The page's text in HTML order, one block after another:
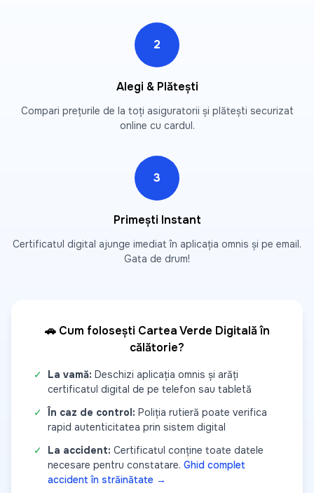
2
Alegi & Plătești
Compari prețurile de la toți asiguratorii și plătești securizat
online cu cardul.
3
Primești Instant
Certificatul digital ajunge imediat în aplicația omnis și pe email.
Gata de drum!
🚗 Cum folosești Cartea Verde Digitală în
călătorie?
✓ La vamă: Deschizi aplicația omnis și arăți
certificatul digital de pe telefon sau tabletă
✓ În caz de control: Poliția rutieră poate verifica
rapid autenticitatea prin sistem digital
✓
La accident: Certificatul conține toate datele
necesare pentru constatare. Ghid complet
accident în străinătate →